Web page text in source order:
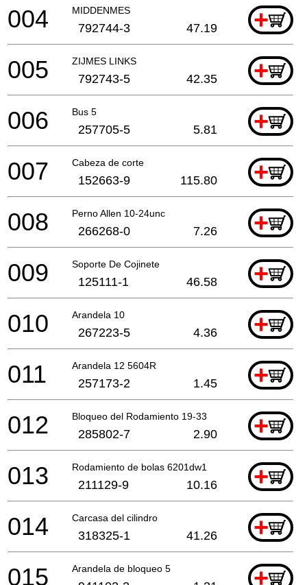
MIDDENMES +
004 792744-3 47.19
ZIJMES LINKS +
005 792743-5 42.35
Bus 5 +
006 257705-5 5.81
Cabeza de corte +
007 152663-9 115.80
Perno Allen 10-24unc +
008 266268-0 7.26
Soporte De Cojinete +
009 125111-1 46.58
Arandela 10 +
010 267223-5 4.36
Arandela 12 5604R +
011 257173-2 1.45
Bloqueo del Rodamiento 19-33 +
012 285802-7 2.90
Rodamiento de bolas 6201dw1 +
013 211129-9 10.16
Carcasa del cilindro +
014 318325-1 41.26
Arandela de bloqueo 5 +
015